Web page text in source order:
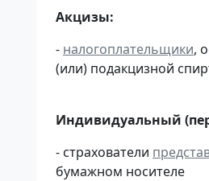
Акцизы:
- налогоплательщики,
(или) подакцизной
Индивидуальный
- страхователи
бумажном носителе